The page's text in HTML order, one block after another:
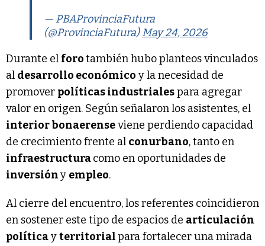
— PBAProvinciaFutura
(@ProvinciaFutura)May 24, 2026
Durante el forotambién hubo planteos vinculados
al desarrollo económico y la necesidad de
promover políticas industrialespara agregar
valor en origen. Según señalaron los asistentes, el
interior bonaerenseviene perdiendo capacidad
de crecimiento frente al conurbano, tanto en
infraestructuracomo en oportunidades de
inversióny empleo.
Al cierre del encuentro, los referentes coincidieron
en sostener este tipo de espacios de articulación
políticayterritorialpara fortalecer una mirada